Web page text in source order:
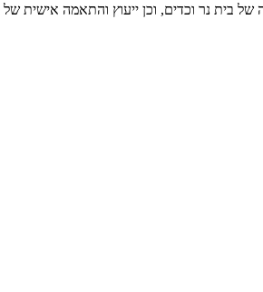
בית נר וכדים, וכן ייעוץ והתאמה אישית